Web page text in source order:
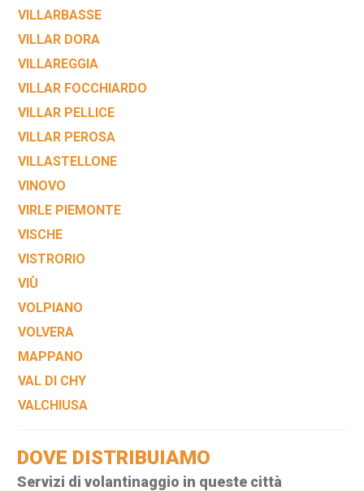
VILLARBASSE
VILLAR DORA
VILLAREGGIA
VILLAR FOCCHIARDO
VILLAR PELLICE
VILLAR PEROSA
VILLASTELLONE
VINOVO
VIRLE PIEMONTE
VISCHE
VISTRORIO
VIÙ
VOLPIANO
VOLVERA
MAPPANO
VAL DI CHY
VALCHIUSA
DOVE DISTRIBUIAMO
Servizi di volantinaggio in queste città